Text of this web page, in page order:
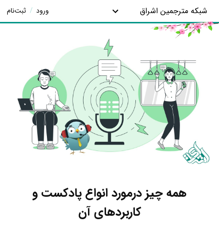
شبکه مترجمین اشراق ورود / ثبت‌نام
همه چیز درمورد انواع پادکست و
کاربردهای آن